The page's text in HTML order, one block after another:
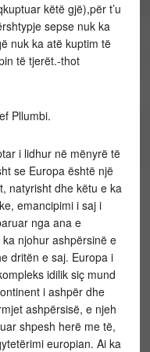
këtë gjë),për t’u
sepse nuk ka
nuk ka atë kuptim të
të tjerët.-thot
Pllumbi.
i lidhur në mënyrë të
se Europa është një
natyrisht dhe këtu e ka
emancipimi i saj i
nga ana e
njohur ashpërsinë e
dritën e saj. Europa i
idilik siç mund
i ashpër dhe
ashpërsisë, e njeh
shpesh herë me të,
europian. Ai ka